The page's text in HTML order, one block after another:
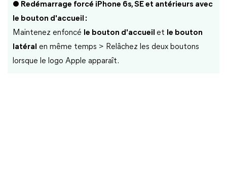
● Redémarrage forcé iPhone 6s, SE et antérieurs avec
le bouton d'accueil :
Maintenez enfoncé le bouton d'accueil et le bouton
latéral en même temps > Relâchez les deux boutons
lorsque le logo Apple apparaît.